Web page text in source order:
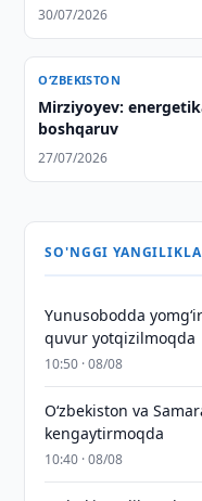
qilindi
30/07/2026
O‘ZBEKISTON
Mirziyoyev:
boshqaruv
27/07/2026
SO'NGGI
Yunusobodda
quvur yotqizilmoqda
10:50 · 08/08
Oʻzbekiston va
kengaytirmoqda
10:40 · 08/08